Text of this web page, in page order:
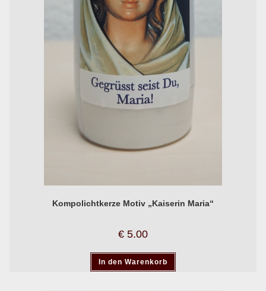
Kompolichtkerze Motiv „Kaiserin Maria“
€ 5.00
In den Warenkorb